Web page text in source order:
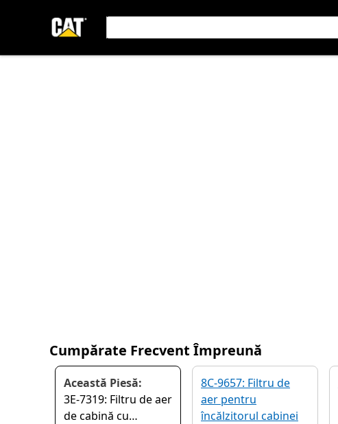
Cumpărate Frecvent Împreună
Această Piesă:
3E-7319: Filtru de aer
de cabină cu
8C-9657: Filtru de
aer pentru
încălzitorul cabinei